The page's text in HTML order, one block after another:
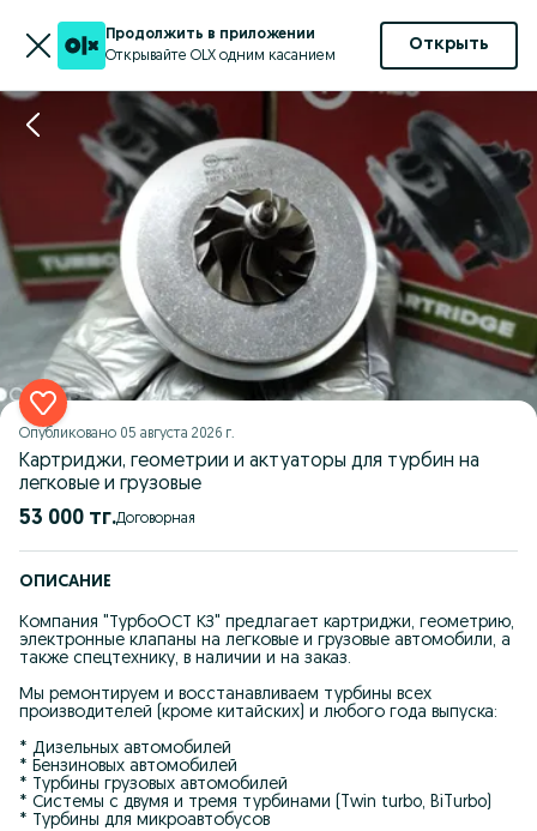
Продолжить в приложении
Открывайте OLX одним касанием
Открыть
Опубликовано 05 августа 2026 г.
Картриджи, геометрии и актуаторы для турбин на
легковые и грузовые
53 000 тг. Договорная
ОПИСАНИЕ
Компания "ТурбоОСТ КЗ" предлагает картриджи, геометрию,
электронные клапаны на легковые и грузовые автомобили, а
также спецтехнику, в наличии и на заказ.
Мы ремонтируем и восстанавливаем турбины всех
производителей (кроме китайских) и любого года выпуска:
* Дизельных автомобилей
* Бензиновых автомобилей
* Турбины грузовых автомобилей
* Системы с двумя и тремя турбинами (Twin turbo, BiTurbo)
* Турбины для микроавтобусов